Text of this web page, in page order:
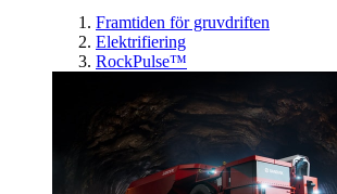
Framtiden för gruvdriften
Elektrifiering
RockPulse™